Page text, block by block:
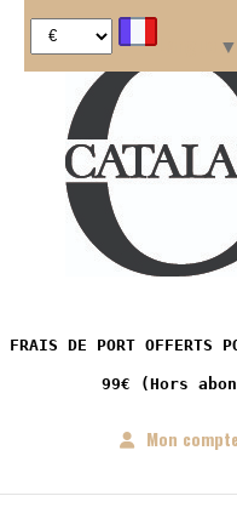
FRAIS DE PORT OFFERTS
99€ (Hors
Mon
▼